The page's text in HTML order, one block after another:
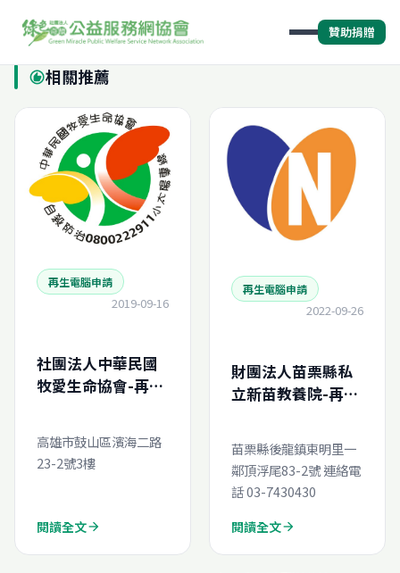
贊助捐贈
recommend相關推薦
再生電腦申請
2019-09-16
社團法人中華民國
牧愛生命協會-再生
高雄市鼓山區濱海二路
23-2號3樓
閱讀全文arrow_forward
再生電腦申請
2022-09-26
財團法人苗栗縣私
立新苗教養院-再生
苗栗縣後龍鎮東明里一
鄰頂浮尾83-2號 連絡電
話 03-7430430
閱讀全文arrow_forward